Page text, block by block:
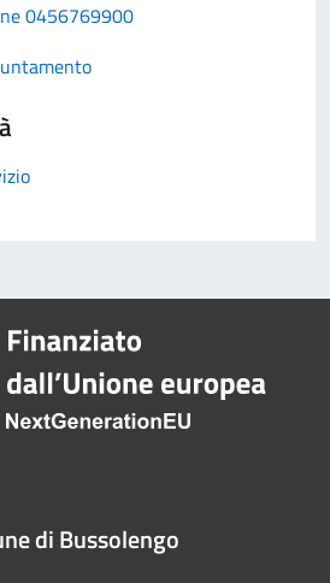
0456769900
di Bussolengo